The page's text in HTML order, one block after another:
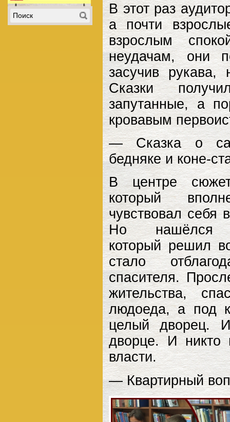
В этот раз
а почти
взрослым
неудачам, они
засучив рукава,
Сказки
запутанные, а
кровавым
— Сказка о
бедняке и коне-
В центре
который
чувствовал себя
Но нашёлся
который решил
стало
спасителя.
жительства,
людоеда, а под
целый дворец.
дворце. И никто
власти.
— Квартирный